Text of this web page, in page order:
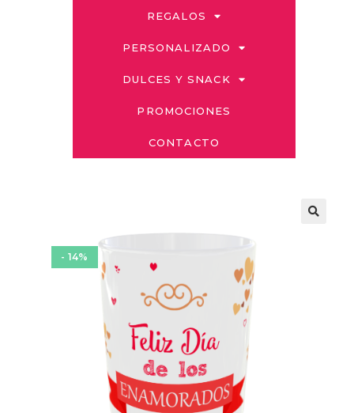
REGALOS
PERSONALIZADO
DULCES Y SNACK
PROMOCIONES
CONTACTO
- 14%